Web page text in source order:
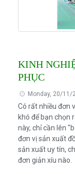
KINH
PHỤC
Monday, 20/11/
Có rất nhiều đơn
khó để bạn chọn
này, chỉ cần lên
đơn vị sản xuất
sản xuất uy tín,
đơn giản xíu nào.